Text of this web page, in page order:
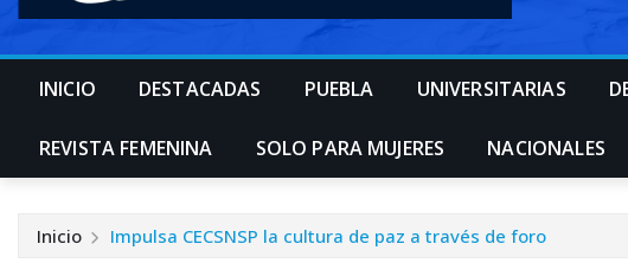
INICIO DESTACADAS PUEBLA UNIVERSITARIAS
REVISTA FEMENINA SOLO PARA MUJERES NACIONALES
Inicio Impulsa CECSNSP la cultura de paz a través de foro